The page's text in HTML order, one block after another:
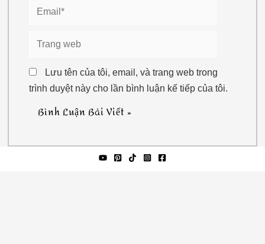
Email*
Trang
Lưu tên của tôi, email, và trang web trong
trình duyệt này cho lần bình luận kế tiếp của tôi.